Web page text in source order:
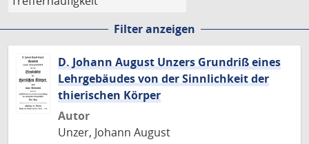
Filter anzeigen
D. Johann August Unzers Grundriß eines
Lehrgebäudes von der Sinnlichkeit der
thierischen Körper
Autor
Unzer, Johann August